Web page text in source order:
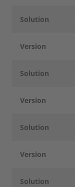
Solution
Version
Solution
Version
Solution
Version
Solution